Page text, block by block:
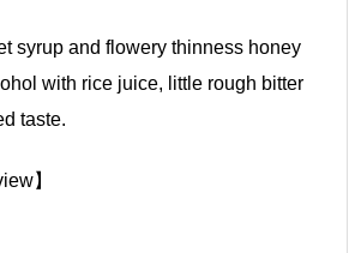
syrup and flowery thinness honey
with rice juice, little rough bitter
taste.
】